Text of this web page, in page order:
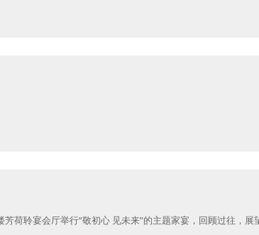
荷聆宴会厅举行“敬初心 见未来”的主题家宴，回顾过往，展